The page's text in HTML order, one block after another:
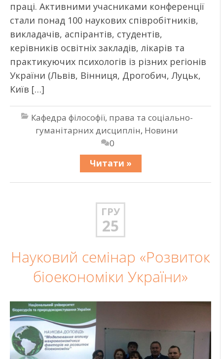
праці. Активними учасниками конференції
стали понад 100 наукових співробітників,
викладачів, аспірантів, студентів,
керівників освітніх закладів, лікарів та
практикуючих психологів із різних регіонів
України (Львів, Вінниця, Дрогобич, Луцьк,
Київ […]
Кафедра філософії, права та соціально-
гуманітарних дисциплін, Новини
0
Читати »
ГРУ
25
Науковий семінар «Розвиток
біоекономіки України»